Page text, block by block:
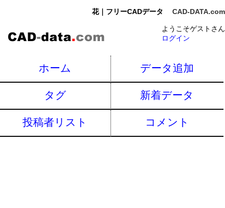
花｜フリーCADデータ CAD-DATA.com
ようこそゲストさん
ログイン
ホーム データ追加
タグ 新着データ
投稿者リスト コメント